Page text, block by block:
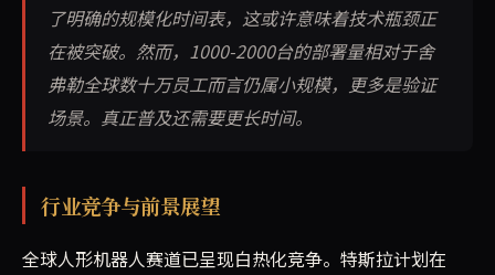
了明确的规模化时间表，这或许意味着技术瓶颈正
在被突破。然而，1000-2000台的部署量相对于舍
弗勒全球数十万员工而言仍属小规模，更多是验证
场景。真正普及还需要更长时间。
行业竞争与前景展望
全球人形机器人赛道已呈现白热化竞争。特斯拉计划在